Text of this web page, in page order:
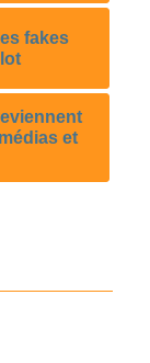
fakes
et